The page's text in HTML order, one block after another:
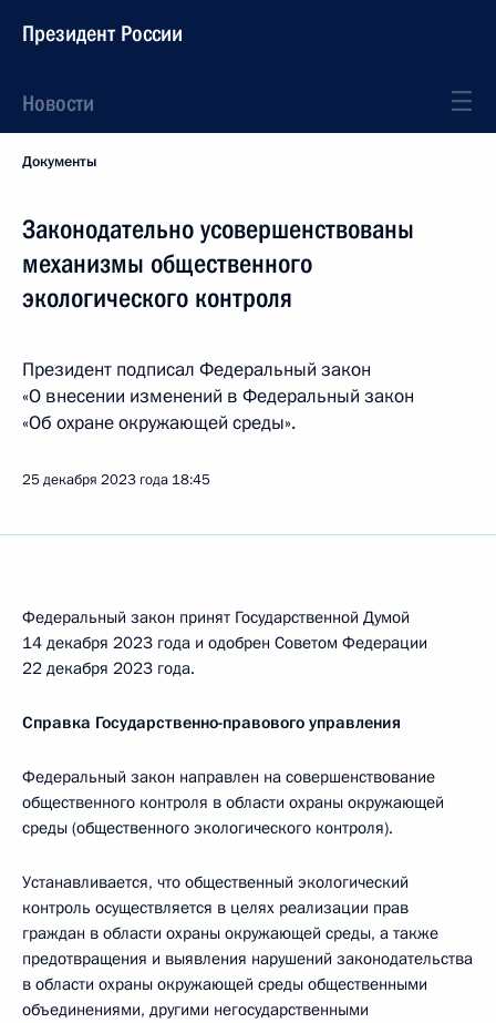
Президент России
Новости
Документы
Законодательно усовершенствованы
механизмы общественного
экологического контроля
Президент подписал Федеральный закон
«О внесении изменений в Федеральный закон
«Об охране окружающей среды».
25 декабря 2023 года 18:45
Федеральный закон принят Государственной Думой
14 декабря 2023 года и одобрен Советом Федерации
22 декабря 2023 года.
Справка Государственно-правового управления
Федеральный закон направлен на совершенствование
общественного контроля в области охраны окружающей
среды (общественного экологического контроля).
Устанавливается, что общественный экологический
контроль осуществляется в целях реализации прав
граждан в области охраны окружающей среды, а также
предотвращения и выявления нарушений законодательства
в области охраны окружающей среды общественными
объединениями, другими негосударственными